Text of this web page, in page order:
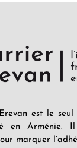
est le
en Arménie.
marquer